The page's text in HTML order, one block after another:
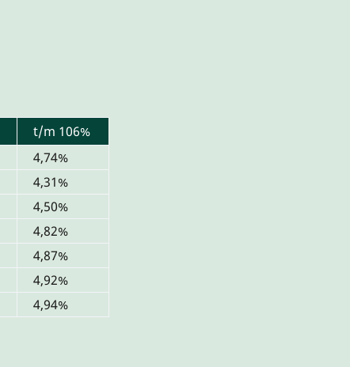
t/m 106%
4,74%
4,31%
4,50%
4,82%
4,87%
4,92%
4,94%